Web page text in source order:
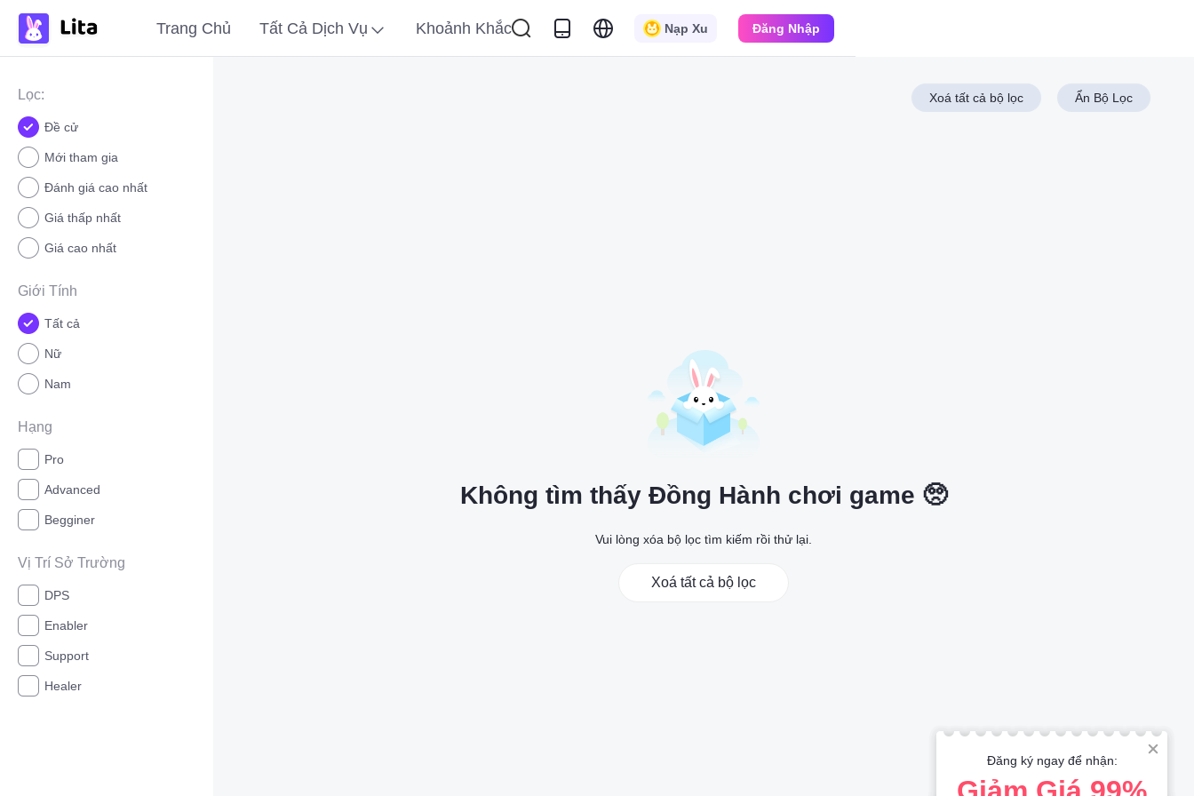
Trang Chủ Tất Cả Dịch Vụ Khoảnh Khắc Nạp Xu Đăng Nhập
Lọc:
Đề cử
Mới tham gia
Đánh giá cao nhất
Giá thấp nhất
Giá cao nhất
Giới Tính
Tất cả
Nữ
Nam
Hạng
Pro
Advanced
Begginer
Vị Trí Sở Trường
DPS
Enabler
Support
Healer
Xoá tất cả bộ lọc Ẩn Bộ Lọc
Không tìm thấy Đồng Hành chơi game 🥺
Vui lòng xóa bộ lọc tìm kiếm rồi thử lại.
Xoá tất cả bộ lọc
Đăng ký ngay để nhận: